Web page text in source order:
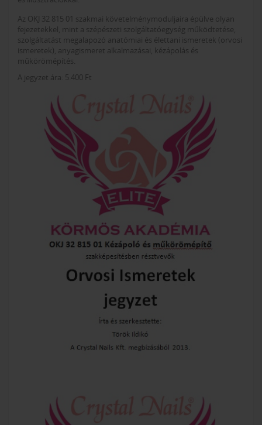
Az OKJ 32 815 01 szakmai követelménymoduljaira épülve olyan
fejezetekkel, mint a szépészeti szolgáltatóegység működtetése,
szolgáltatást megalapozó anatómiai és élettani ismeretek (orvosi
ismeretek), anyagismeret alkalmazásai, kézápolás és
műkörömépítés.
A jegyzet ára: 5.400 Ft